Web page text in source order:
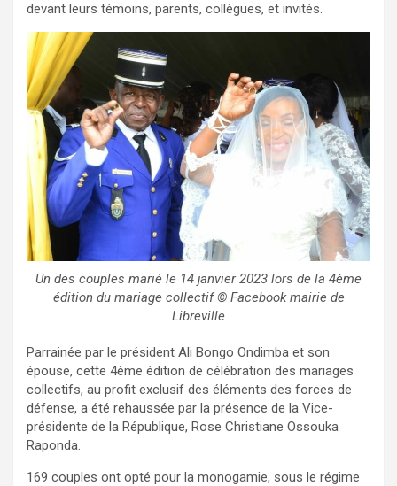
devant leurs témoins, parents, collègues, et invités.
Un des couples marié le 14 janvier 2023 lors de la 4ème
édition du mariage collectif © Facebook mairie de
Libreville
Parrainée par le président Ali Bongo Ondimba et son
épouse, cette 4ème édition de célébration des mariages
collectifs, au profit exclusif des éléments des forces de
défense, a été rehaussée par la présence de la Vice-
présidente de la République, Rose Christiane Ossouka
Raponda.
169 couples ont opté pour la monogamie, sous le régime